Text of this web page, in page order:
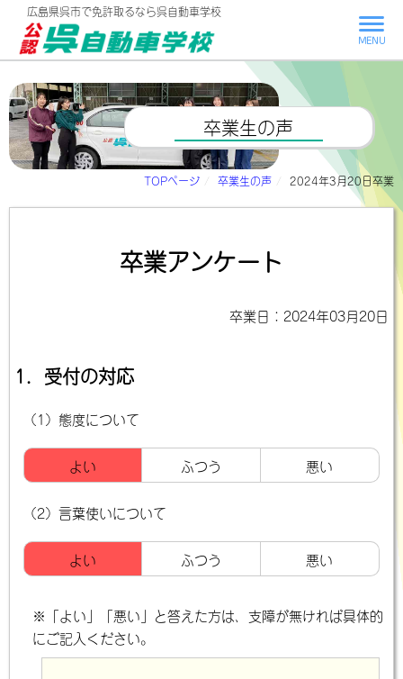
広島県呉市で免許取るなら呉自動車学校
卒業生の声
TOPページ 卒業生の声 2024年3月20日卒業
卒業アンケート
卒業日：2024年03月20日
1．受付の対応
（1）態度について
よい ふつう 悪い
（2）言葉使いについて
よい ふつう 悪い
※「よい」「悪い」と答えた方は、支障が無ければ具体的
にご記入ください。
MENU